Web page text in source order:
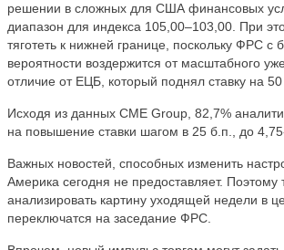
решении в сложных для США финансовых
диапазон для индекса 105,00–103,00. При
тяготеть к нижней границе, поскольку ФРС с
вероятности воздержится от масштабного
отличие от ЕЦБ, который поднял ставку на 50
Исходя из данных CME Group, 82,7%
на повышение ставки шагом в 25 б.п., до
Важных новостей, способных изменить
Америка сегодня не предоставляет. Поэтому
анализировать картину уходящей недели в
переключатся на заседание ФРС.